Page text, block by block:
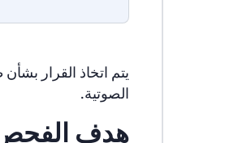
يتم اتخاذ القرار
الصوتية.
هدف